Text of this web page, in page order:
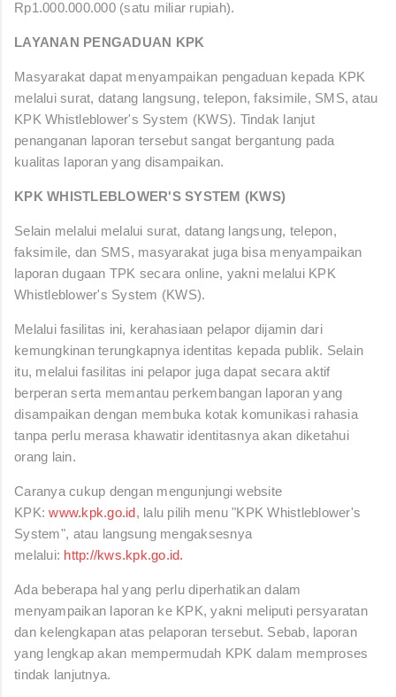
Rp1.000.000.000 (satu miliar rupiah).
LAYANAN PENGADUAN KPK
Masyarakat dapat menyampaikan pengaduan kepada KPK
melalui surat, datang langsung, telepon, faksimile, SMS, atau
KPK Whistleblower's System (KWS). Tindak lanjut
penanganan laporan tersebut sangat bergantung pada
kualitas laporan yang disampaikan.
KPK WHISTLEBLOWER'S SYSTEM (KWS)
Selain melalui melalui surat, datang langsung, telepon,
faksimile, dan SMS, masyarakat juga bisa menyampaikan
laporan dugaan TPK secara online, yakni melalui KPK
Whistleblower's System (KWS).
Melalui fasilitas ini, kerahasiaan pelapor dijamin dari
kemungkinan terungkapnya identitas kepada publik. Selain
itu, melalui fasilitas ini pelapor juga dapat secara aktif
berperan serta memantau perkembangan laporan yang
disampaikan dengan membuka kotak komunikasi rahasia
tanpa perlu merasa khawatir identitasnya akan diketahui
orang lain.
Caranya cukup dengan mengunjungi website
KPK:www.kpk.go.id, lalu pilih menu "KPK Whistleblower's
System", atau langsung mengaksesnya
melalui: http://kws.kpk.go.id.
Ada beberapa hal yang perlu diperhatikan dalam
menyampaikan laporan ke KPK, yakni meliputi persyaratan
dan kelengkapan atas pelaporan tersebut. Sebab, laporan
yang lengkap akan mempermudah KPK dalam memproses
tindak lanjutnya.